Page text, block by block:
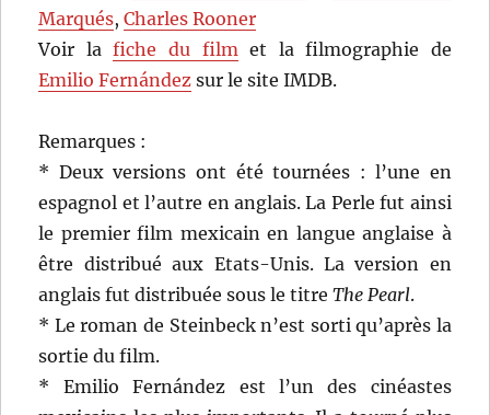
Marqués,Charles Rooner
Voir lafiche du film et la filmographie de
Emilio Fernández sur le site IMDB.
Remarques :
* Deux versions ont été tournées : l’une en
espagnol et l’autre en anglais. La Perle fut ainsi
le premier film mexicain en langue anglaise à
être distribué aux Etats-Unis. La version en
anglais fut distribuée sous le titreThe Pearl.
* Le roman de Steinbeck n’est sorti qu’après la
sortie du film.
* Emilio Fernández est l’un des cinéastes